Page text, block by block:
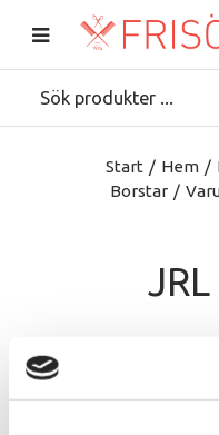
Start / Hem /
Borstar /